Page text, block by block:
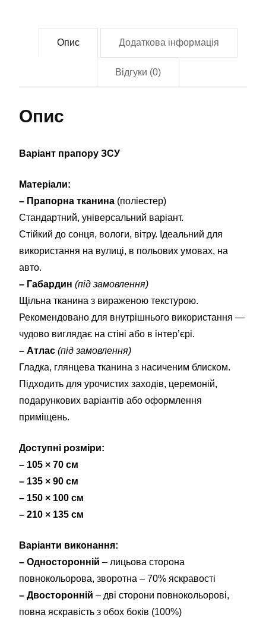
02263)
Опис Додаткова інформація
Відгуки (0)
Опис
Варіант прапору ЗСУ
Матеріали:
– Прапорна тканина (поліестер)
Стандартний, універсальний варіант.
Стійкий до сонця, вологи, вітру. Ідеальний для
використання на вулиці, в польових умовах, на
авто.
– Габардин (під замовлення)
Щільна тканина з вираженою текстурою.
Рекомендовано для внутрішнього використання —
чудово виглядає на стіні або в інтер’єрі.
– Атлас (під замовлення)
Гладка, глянцева тканина з насиченим блиском.
Підходить для урочистих заходів, церемоній,
подарункових варіантів або оформлення
приміщень.
Доступні розміри:
– 105 × 70 см
– 135 × 90 см
– 150 × 100 см
– 210 × 135 см
Варіанти виконання:
– Односторонній – лицьова сторона
повнокольорова, зворотна – 70% яскравості
– Двосторонній – дві сторони повнокольорові,
повна яскравість з обох боків (100%)